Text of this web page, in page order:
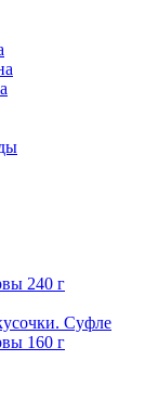
240 г
Суфле
160 г